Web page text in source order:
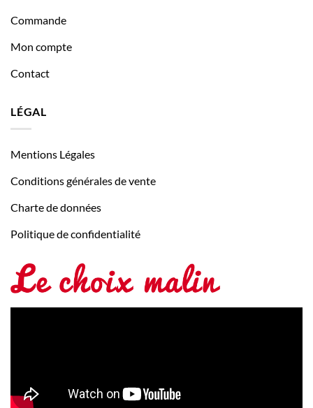
Commande
Mon compte
Contact
LÉGAL
Mentions Légales
Conditions générales de vente
Charte de données
Politique de confidentialité